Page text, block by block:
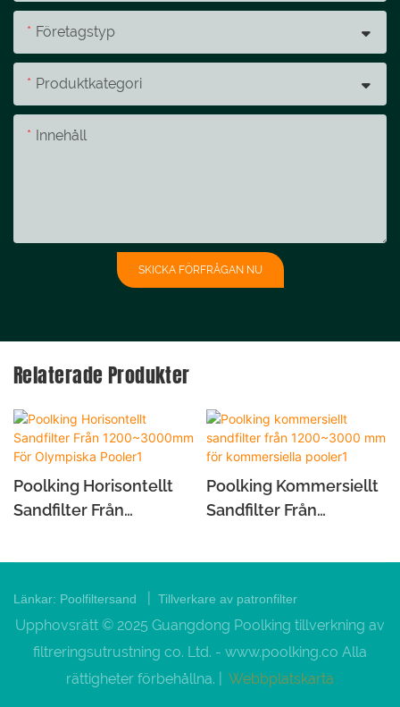
Företagstyp
Produktkategori
Innehåll
SKICKA FÖRFRÅGAN NU
Relaterade Produkter
Poolking Horisontellt
Sandfilter Från
Olympiska Pooler1
Poolking Kommersiellt
Sandfilter Från
Kommersiella Pooler1
Länkar: Poolfiltersand Tillverkare av patronfilter
Upphovsrätt © 2025 Guangdong Poolking tillverkning av
filtreringsutrustning co. Ltd. - www.poolking.co Alla
rättigheter förbehållna. |
Webbplatskarta